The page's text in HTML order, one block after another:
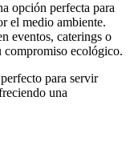
opción perfecta para
el medio ambiente.
eventos, caterings o
compromiso ecológico.
para servir
una